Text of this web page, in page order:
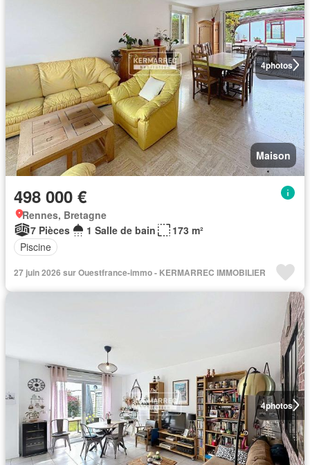
4photos
Maison
498 000 €
Rennes, Bretagne
7 Pièces
1 Salle de bain
173 m²
Piscine
27 juin 2026 sur Ouestfrance-immo - KERMARREC IMMOBILIER
4photos